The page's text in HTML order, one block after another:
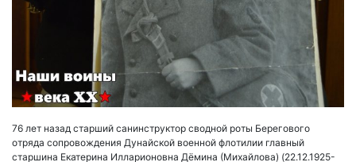
76 лет назад старший санинструктор сводной роты Берегового
отряда сопровождения Дунайской военной флотилии главный
старшина Екатерина Илларионовна Дёмина (Михайлова) (22.12.1925-